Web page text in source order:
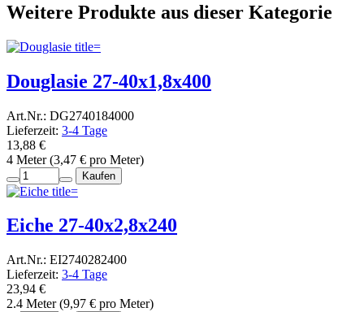
Weitere Produkte aus dieser Kategorie
Douglasie 27-40x1,8x400
Art.Nr.: DG2740184000
Lieferzeit: 3-4 Tage
13,88 €
4 Meter (3,47 € pro Meter)
Kaufen
Eiche 27-40x2,8x240
Art.Nr.: EI2740282400
Lieferzeit: 3-4 Tage
23,94 €
2.4 Meter (9,97 € pro Meter)